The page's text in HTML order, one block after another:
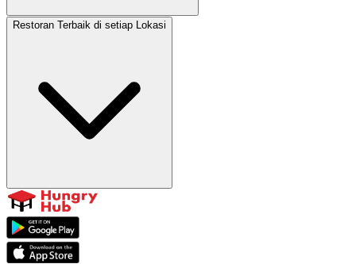
Restoran Terbaik di setiap Lokasi